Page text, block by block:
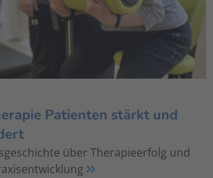
Patienten stärkt und
über Therapieerfolg und